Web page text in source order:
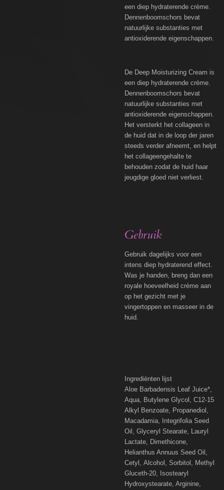
een diep hydraterende crème.
Dennenboomschors bevat
natuurlijke substanties met
antioxiderende eigenschappen.
De Deep Moisturizing Cream is
een diep hydraterende crème.
Dennenboomschors bevat
natuurlijke substanties met
antioxiderende eigenschappen.
Het versterkt het collageen in
de huid dat in de loop der jaren
steeds verder afneemt, en helpt
het collageengehalte te
behouden zodat de huid haar
jeugdige gloed niet verliest.
Gebruik
Gebruik dagelijks voor een
intens diep hydraterend effect.
Was je handen, breng dan een
royale hoeveelheid crème aan
op het gezicht met je
vingertoppen en masseer in de
huid.
Ingrediënten lijst
Aloe Barbadensis Leaf Juice*,
Aqua, Butylene Glycol, C12-15
Alkyl Benzoate, Propanediol,
Macadamia,
Integrifolia Seed
Oil, Glyceryl Stearate, Lauryl
Lactate, Dimethicone,
Helianthus Annuus Seed Oil,
Cetyl, Alcohol, Sorbitol, Methyl
Gluceth-20, Isostearyl
Hydroxystearate, Arginine,